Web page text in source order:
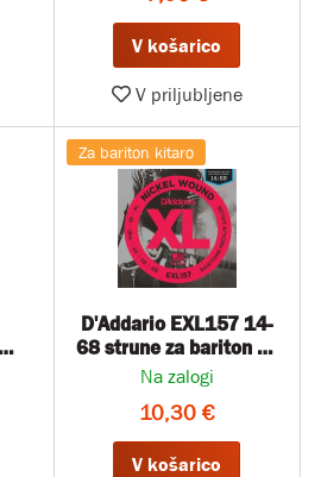
V košarico
V priljubljene
D'Addario EXL157 14-
68 strune za bariton el.
kitaro
Na zalogi
10,30 €
V košarico
Za bariton kitaro